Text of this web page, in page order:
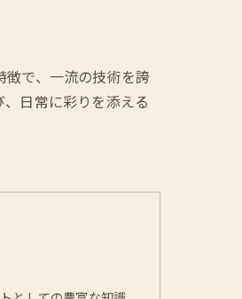
で、一流の技術を誇
日常に彩りを添える